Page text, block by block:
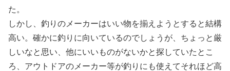
た。
しかし、釣りのメーカーはいい物を揃えようとすると結構
高い。確かに釣りに向いているのでしょうが、ちょっと厳
しいなと思い、他にいいものがないかと探していたとこ
ろ、アウトドアのメーカー等が釣りにも使えてそれほど高